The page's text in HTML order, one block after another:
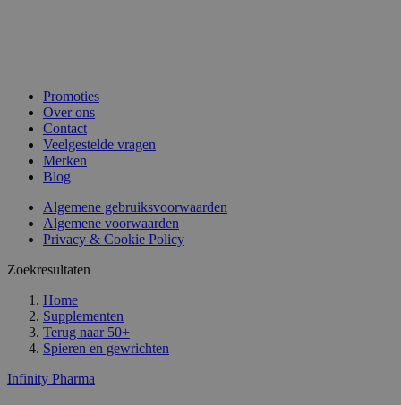
Promoties
Over ons
Contact
Veelgestelde vragen
Merken
Blog
Algemene gebruiksvoorwaarden
Algemene voorwaarden
Privacy & Cookie Policy
Zoekresultaten
Home
Supplementen
Terug naar 50+
Spieren en gewrichten
Infinity Pharma